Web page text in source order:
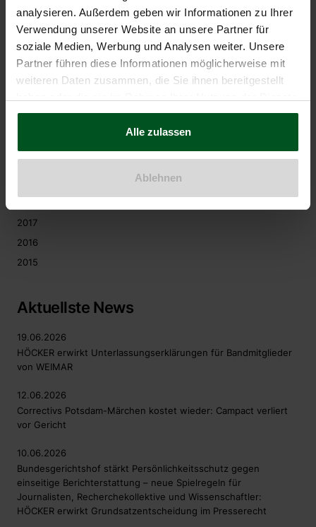
analysieren. Außerdem geben wir Informationen zu Ihrer
Verwendung unserer Website an unsere Partner für
soziale Medien, Werbung und Analysen weiter. Unsere
Partner führen diese Informationen möglicherweise mit
weiteren Daten zusammen, die Sie ihnen bereitgestellt
gesammelt haben.
Alle zulassen
Ablehnen
Archive
2026
2025
2024
2023
2017
2016
2015
Aktuellste News
19.06.2026
HÖCKER erwirkt Unterlassungserklärungen für Bandmitglieder
von WEIMAR
12.06.2026
Correctivs Potsdam-Märchen kostet wieder: Campact verliert
vor Gericht
10.06.2026
Bundesgerichtshof stärkt Persönlichkeitsschutz gegen
einseitige Berichterstattung – neue Spielregeln für
Journalisten, Recherchekollektive und Wissenschaftler:
HÖCKER erwirkt Grundsatzentscheidung im Presserecht